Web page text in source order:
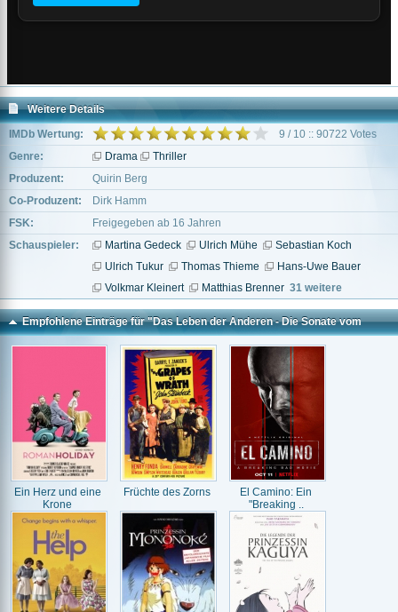
Weitere Details
IMDb Wertung:
9 / 10 :: 90722 Votes
Genre:
Drama
Thriller
Produzent:
Quirin Berg
Co-Produzent:
Dirk Hamm
FSK:
Freigegeben ab 16 Jahren
Schauspieler:
Martina Gedeck Ulrich Mühe
Sebastian Koch
Ulrich Tukur
Thomas Thieme
Hans-Uwe Bauer
Volkmar Kleinert
Matthias Brenner 31 weitere
Empfohlene Einträge für "Das Leben der Anderen - Die Sonate vom
guten Menschen"
Ein Herz und eine
Krone
Früchte des Zorns
El Camino: Ein
"Breaking ..